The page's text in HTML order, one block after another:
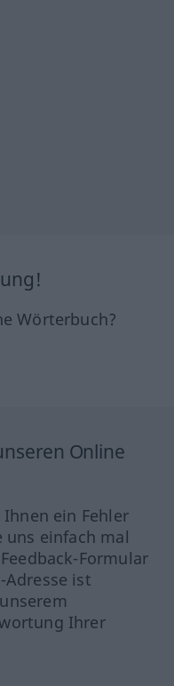
Wörterbuch?
Online
ein Fehler
uns einfach mal
Formular
Adresse ist
Ihrer